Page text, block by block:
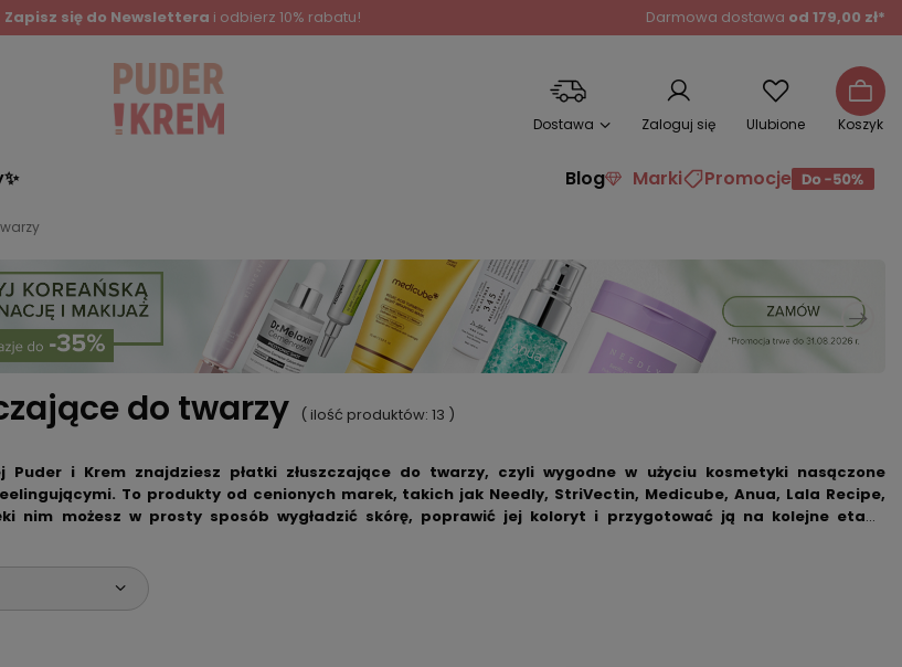
Zapisz się do Newslettera i odbierz 10% rabatu! Darmowa dostawa od 179,00 zł*
Dostawa Zaloguj się Ulubione Koszyk
Blog Marki Promocje
do twarzy ( ilość produktów: 13 )
Puder i Krem znajdziesz płatki złuszczające do twarzy, czyli wygodne w użyciu kosmetyki nasączone
To produkty od cenionych marek, takich jak Needly, StriVectin, Medicube, Anua, Lala Recipe,
nim możesz w prosty sposób wygładzić skórę, poprawić jej koloryt i przygotować ją na kolejne etapy
stosowania tradycyjnych peelingów mechanicznych.